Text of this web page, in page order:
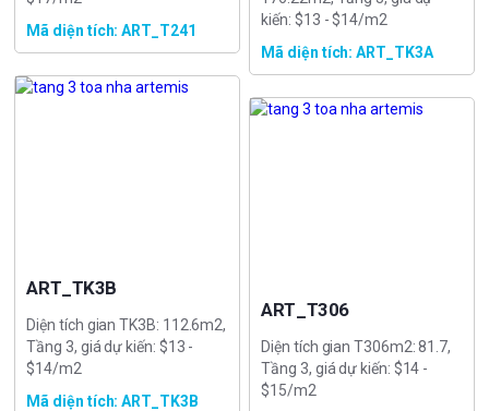
Mã diện tích: ART_T241
kiến: $13 - $14/m2
Mã diện tích: ART_TK3A
ART_TK3B
Diện tích gian TK3B: 112.6m2,
Tầng 3, giá dự kiến: $13 -
$14/m2
Mã diện tích: ART_TK3B
ART_T306
Diện tích gian T306m2: 81.7,
Tầng 3, giá dự kiến: $14 -
$15/m2